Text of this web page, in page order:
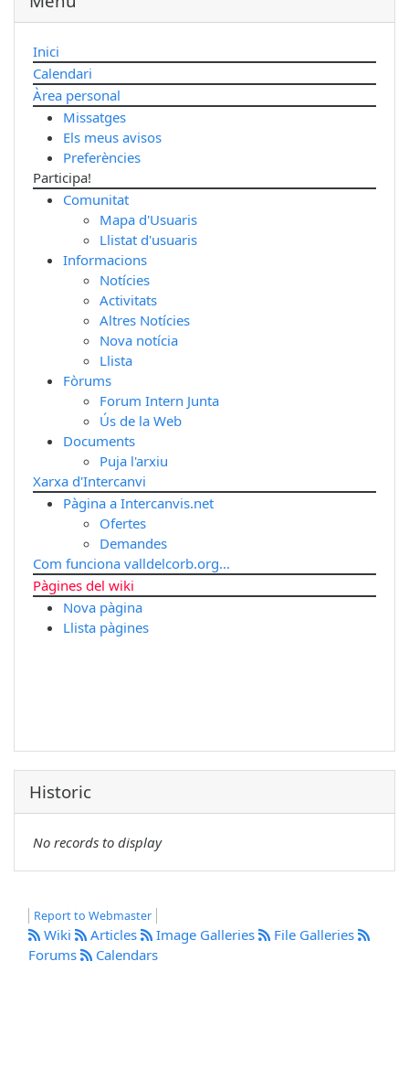
Inici
Calendari
Àrea personal
Missatges
Els meus avisos
Preferències
Participa!
Comunitat
Mapa d'Usuaris
Llistat d'usuaris
Informacions
Notícies
Activitats
Altres Notícies
Nova notícia
Llista
Fòrums
Forum Intern Junta
Ús de la Web
Documents
Puja l'arxiu
Xarxa d'Intercanvi
Pàgina a Intercanvis.net
Ofertes
Demandes
Com funciona valldelcorb.org...
Pàgines del wiki
Nova pàgina
Llista pàgines
Historic
No records to display
Report to Webmaster
Wiki Articles Image Galleries
File Galleries
Forums
Calendars